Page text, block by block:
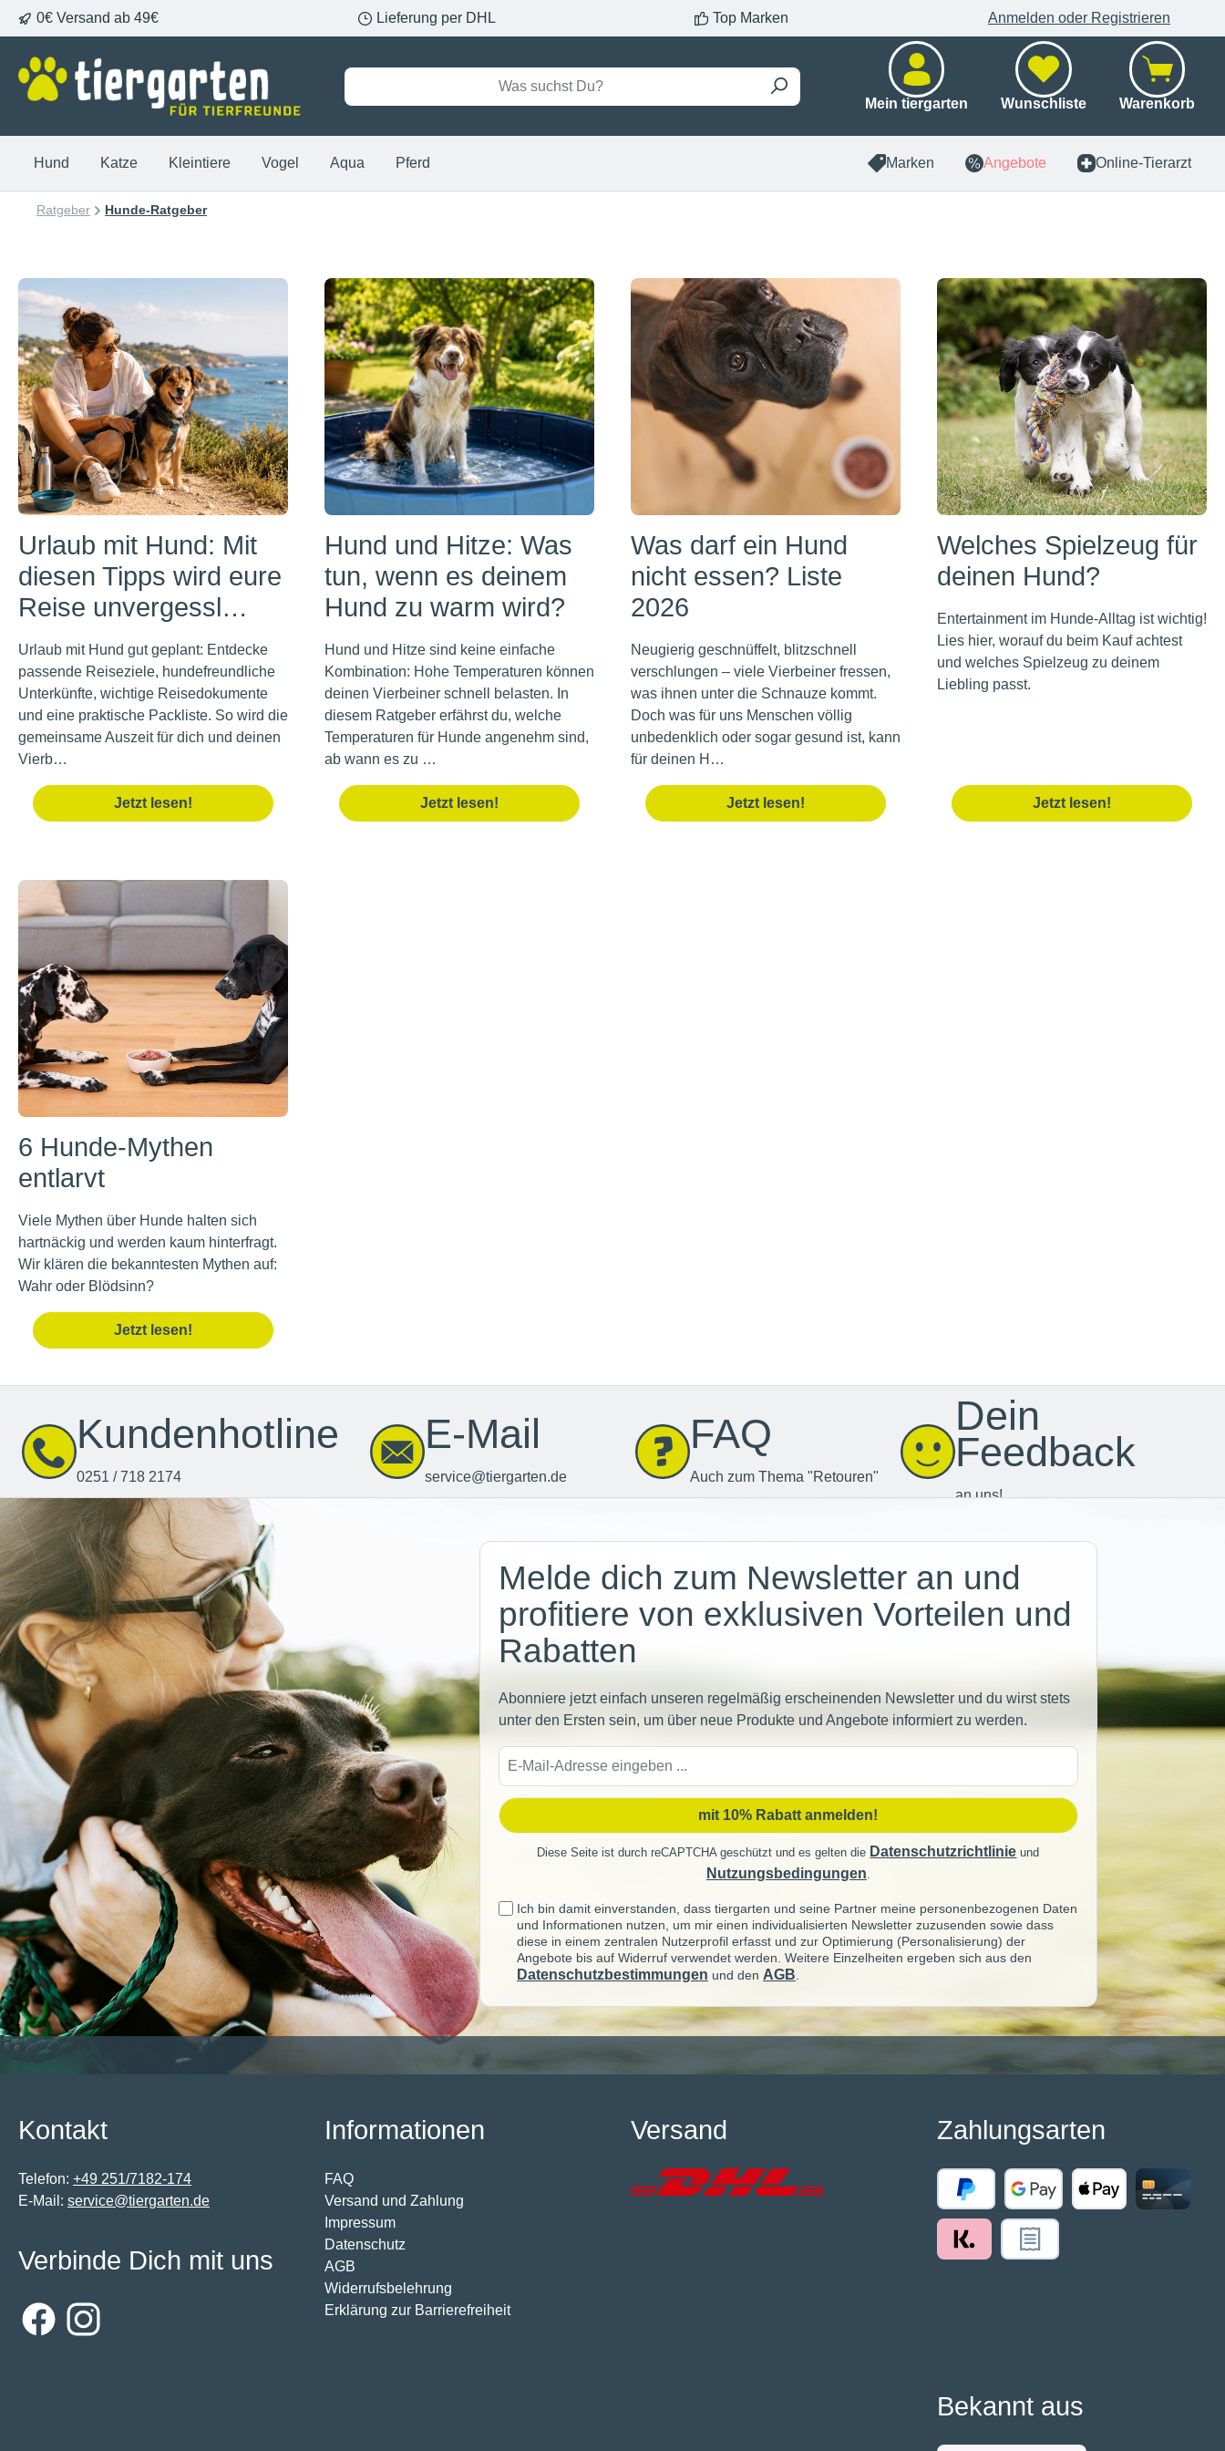
Zur Hauptnavigation springen
0€ Versand ab 49€ Lieferung per DHL Top Marken Anmelden oder Registrieren
Mein tiergarten Wunschliste Warenkorb
Hund Katze Kleintiere Vogel Aqua Pferd Marken Angebote Online-Tierarzt
Ratgeber Hunde-Ratgeber
Urlaub mit Hund: Mit
diesen Tipps wird eure
Reise unvergessl…
Urlaub mit Hund gut geplant: Entdecke
passende Reiseziele, hundefreundliche
Unterkünfte, wichtige Reisedokumente
und eine praktische Packliste. So wird die
gemeinsame Auszeit für dich und deinen
Vierb…
Jetzt lesen!
Hund und Hitze: Was
tun, wenn es deinem
Hund zu warm wird?
Hund und Hitze sind keine einfache
Kombination: Hohe Temperaturen können
deinen Vierbeiner schnell belasten. In
diesem Ratgeber erfährst du, welche
Temperaturen für Hunde angenehm sind,
ab wann es zu …
Jetzt lesen!
Was darf ein Hund
nicht essen? Liste
2026
Neugierig geschnüffelt, blitzschnell
verschlungen – viele Vierbeiner fressen,
was ihnen unter die Schnauze kommt.
Doch was für uns Menschen völlig
unbedenklich oder sogar gesund ist, kann
für deinen H…
Jetzt lesen!
Welches Spielzeug für
deinen Hund?
Entertainment im Hunde-Alltag ist wichtig!
Lies hier, worauf du beim Kauf achtest
und welches Spielzeug zu deinem
Liebling passt.
Jetzt lesen!
6 Hunde-Mythen
entlarvt
Viele Mythen über Hunde halten sich
hartnäckig und werden kaum hinterfragt.
Wir klären die bekanntesten Mythen auf:
Wahr oder Blödsinn?
Jetzt lesen!
Kundenhotline
0251 / 718 2174
E-Mail
service@tiergarten.de
FAQ
Auch zum Thema "Retouren"
Dein
Feedback
an uns!
Melde dich zum Newsletter an und
profitiere von exklusiven Vorteilen und
Rabatten
Abonniere jetzt einfach unseren regelmäßig erscheinenden Newsletter und du wirst stets
unter den Ersten sein, um über neue Produkte und Angebote informiert zu werden.
Adresse
mit 10% Rabatt anmelden!
Diese Seite ist durch reCAPTCHA geschützt und es gelten die Datenschutzrichtlinie und
Nutzungsbedingungen.
Ich bin damit einverstanden, dass tiergarten und seine Partner meine personenbezogenen Daten
und Informationen nutzen, um mir einen individualisierten Newsletter zuzusenden sowie dass
diese in einem zentralen Nutzerprofil erfasst und zur Optimierung (Personalisierung) der
Angebote bis auf Widerruf verwendet werden. Weitere Einzelheiten ergeben sich aus den
Datenschutzbestimmungen und den AGB
Kontakt
Telefon: +49 251/7182-174
E-Mail: service@tiergarten.de
Informationen
FAQ
Versand und Zahlung
Impressum
Datenschutz
AGB
Widerrufsbelehrung
Erklärung zur Barrierefreiheit
Versand Zahlungsarten
Verbinde Dich mit uns
FacebookInstagram
Bekannt aus